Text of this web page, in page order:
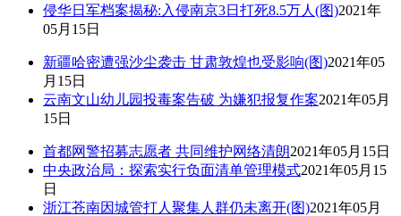
侵华日军档案揭秘:入侵南京3日打死8.5万人(图)2021年
05月15日
新疆哈密遭强沙尘袭击 甘肃敦煌也受影响(图)2021年05
月15日
云南文山幼儿园投毒案告破 为嫌犯报复作案2021年05月
15日
首都网警招募志愿者 共同维护网络清朗2021年05月15日
中央政治局：探索实行负面清单管理模式2021年05月15
日
浙江苍南因城管打人聚集人群仍未离开(图)2021年05月